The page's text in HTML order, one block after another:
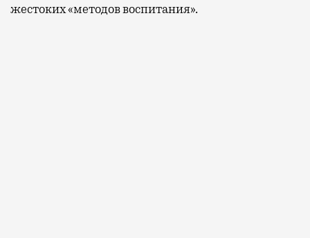
жестоких «методов воспитания».